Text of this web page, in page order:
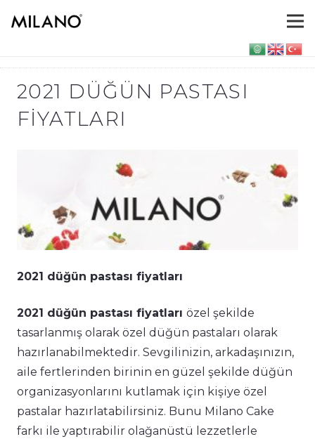
2021 DÜĞÜN PASTASI
FIYATLARI
2021 düğün pastası fiyatları
2021 düğün pastası fiyatları özel şekilde
tasarlanmış olarak özel düğün pastaları olarak
hazırlanabilmektedir. Sevgilinizin, arkadaşınızın,
aile fertlerinden birinin en güzel şekilde düğün
organizasyonlarını kutlamak için kişiye özel
pastalar hazırlatabilirsiniz. Bunu Milano Cake
farkı ile yaptırabilir olağanüstü lezzetlerle